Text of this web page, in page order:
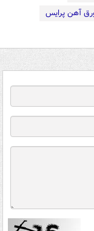
آهن پرایس